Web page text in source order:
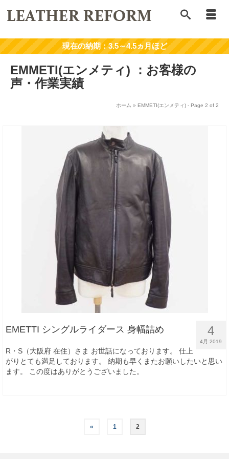
EMMETI(エンメティ)
ホーム » EMMETI(エンメティ) - Page 2 of 2
4
4月 2019
EMETTI シングルライダース 身幅詰め
R・S（大阪府 在住）さま お世話になっております。 仕上
がりとても満足しております。 納期も早くまたお願いしたいと思い
ます。 この度はありがとうございました。
« 1 2